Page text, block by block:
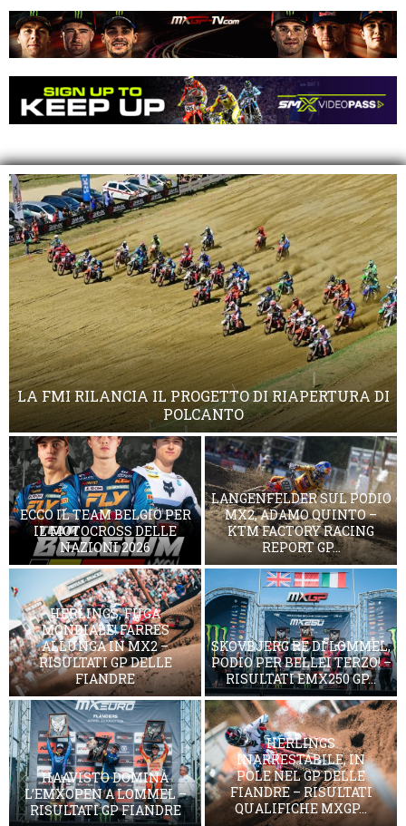
LA FMI RILANCIA IL PROGETTO DI RIAPERTURA DI
POLCANTO
ECCO IL TEAM BELGIO PER
IL MOTOCROSS DELLE
NAZIONI 2026
LANGENFELDER SUL PODIO
MX2, ADAMO QUINTO –
KTM FACTORY RACING
REPORT GP...
HERLINGS, FUGA
MONDIALE! FARRES
ALLUNGA IN MX2 –
RISULTATI GP DELLE
FIANDRE
SKOVBJERG RE DI LOMMEL,
PODIO PER BELLEI TERZO! –
RISULTATI EMX250 GP...
HAAVISTO DOMINA
L’EMXOPEN A LOMMEL –
RISULTATI GP FIANDRE
HERLINGS
INARRESTABILE, IN
POLE NEL GP DELLE
FIANDRE – RISULTATI
QUALIFICHE MXGP...